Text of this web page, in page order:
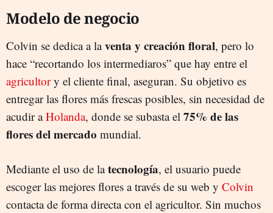
Modelo de negocio
Colvin se dedica a laventa y creación floral, pero lo
hace “recortando los intermediaros” que hay entre el
agricultory el cliente final, aseguran. Su objetivo es
entregar las flores más frescas posibles, sin necesidad de
acudir aHolanda, donde se subasta el 75% de las
flores del mercado mundial.
Mediante el uso de latecnología, el usuario puede
escoger las mejores flores a través de su web y Colvin
contacta de forma directa con el agricultor. Sin muchos